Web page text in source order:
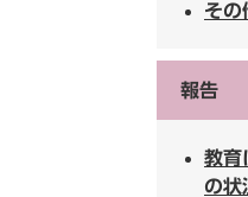
その
報告
教育
の状